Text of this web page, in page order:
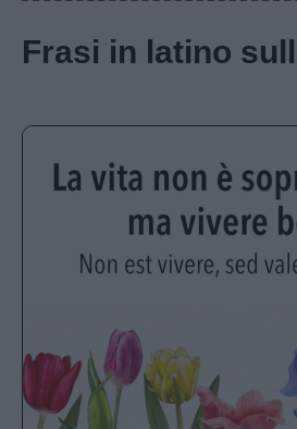
Frasi in latino